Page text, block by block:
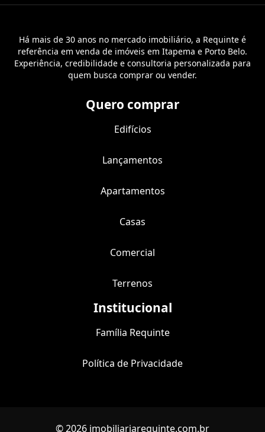
Há mais de 30 anos no mercado imobiliário, a Requinte é
referência em venda de imóveis em Itapema e Porto Belo.
Experiência, credibilidade e consultoria personalizada para
quem busca comprar ou vender.
Quero comprar
Edifícios
Lançamentos
Apartamentos
Casas
Comercial
Terrenos
Institucional
Família Requinte
Política de Privacidade
© 2026 imobiliariarequinte.com.br